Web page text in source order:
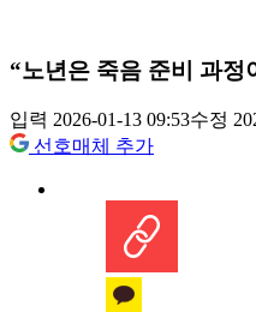
“노년은 죽음 준비 과정
입력 2026-01-13 09:53수정
선호매체 추가